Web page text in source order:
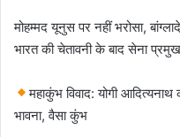
मोहम्‍मद यूनुस पर नहीं भरोसा,
भारत की चेतावनी के बाद सेना
महाकुंभ विवाद: योगी
भावना, वैसा कुंभ